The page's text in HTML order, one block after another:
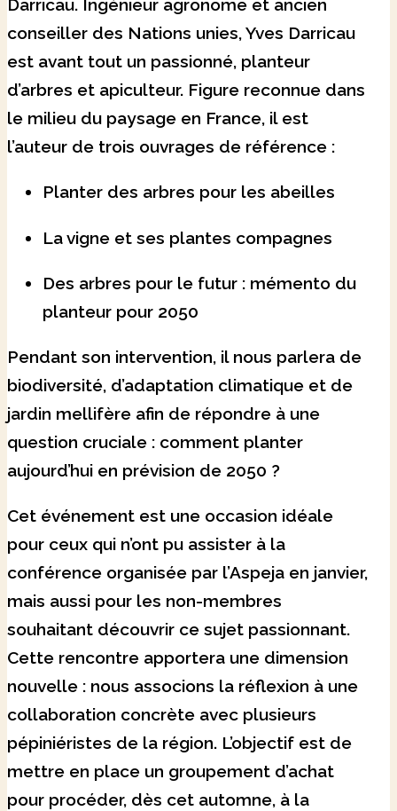
Darricau. Ingénieur agronome et ancien
conseiller des Nations unies, Yves Darricau
est avant tout un passionné, planteur
d’arbres et apiculteur. Figure reconnue dans
le milieu du paysage en France, il est
l’auteur de trois ouvrages de référence :
Planter des arbres pour les abeilles
La vigne et ses plantes compagnes
Des arbres pour le futur : mémento du
planteur pour 2050
Pendant son intervention, il nous parlera de
biodiversité, d’adaptation climatique et de
jardin mellifère afin de répondre à une
question cruciale : comment planter
aujourd’hui en prévision de 2050 ?
Cet événement est une occasion idéale
pour ceux qui n’ont pu assister à la
conférence organisée par l’Aspeja en janvier,
mais aussi pour les non-membres
souhaitant découvrir ce sujet passionnant.
Cette rencontre apportera une dimension
nouvelle : nous associons la réflexion à une
collaboration concrète avec plusieurs
pépiniéristes de la région. L’objectif est de
mettre en place un groupement d’achat
pour procéder, dès cet automne, à la